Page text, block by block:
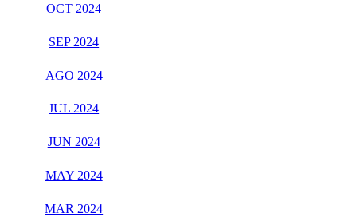
OCT 2024
SEP 2024
AGO 2024
JUL 2024
JUN 2024
MAY 2024
MAR 2024